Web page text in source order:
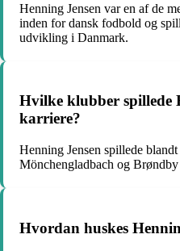
Henning Jensen var en af de
inden for dansk fodbold og
udvikling i Danmark.
Hvilke klubber spillede
karriere?
Henning Jensen spillede
Mönchengladbach og
Hvordan huskes